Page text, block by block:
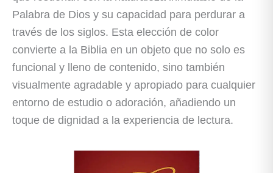
Palabra de Dios y su capacidad para perdurar a
través de los siglos. Esta elección de color
convierte a la Biblia en un objeto que no solo es
funcional y lleno de contenido, sino también
visualmente agradable y apropiado para cualquier
entorno de estudio o adoración, añadiendo un
toque de dignidad a la experiencia de lectura.